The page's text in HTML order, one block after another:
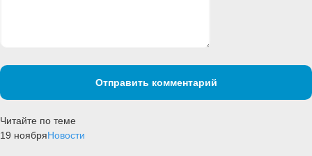
Отправить комментарий
Читайте по теме
19 ноябряНовости